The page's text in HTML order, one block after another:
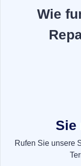
Wie
Sie
Rufen Sie unsere